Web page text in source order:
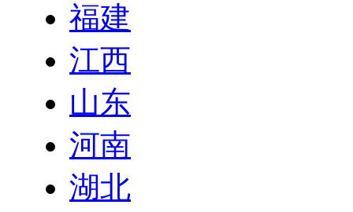
福建
江西
山东
河南
湖北